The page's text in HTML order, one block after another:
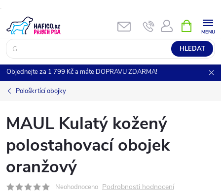
.
na
obsah
HLEDAT
NÁKUPNÍ
KOŠÍK
Objednejte za 1 799 Kč a máte DOPRAVU ZDARMA!
Pološkrtící obojky
MAUL Kulatý kožený
polostahovací obojek
oranžový
Neohodnoceno Podrobnosti hodnocení